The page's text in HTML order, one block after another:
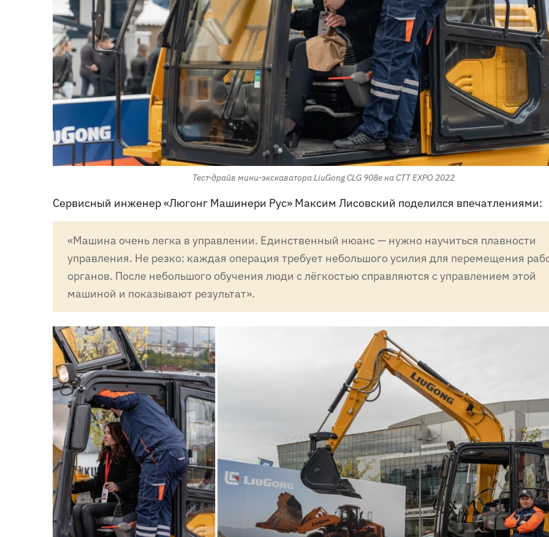
Тест-драйв мини-экскаватора LiuGong CLG 908e на CTT EXPO 2022
Сервисный инженер «Люгонг Машинери Рус» Максим Лисовский поделился впечатлениями:
«Машина очень легка в управлении. Единственный нюанс — нужно научиться плавности
управления. Не резко: каждая операция требует небольшого усилия для перемещения
органов. После небольшого обучения люди с лёгкостью справляются с управлением этой
машиной и показывают результат».